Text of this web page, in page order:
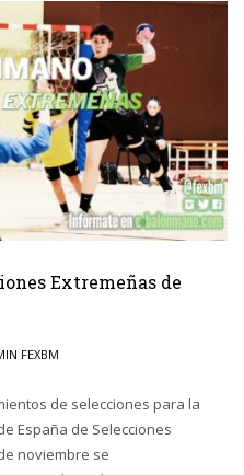
Extremeñas de
FEXBM
de selecciones para la
España de Selecciones
noviembre se